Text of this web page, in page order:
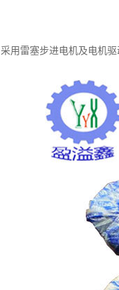
采用雷塞步进电机及电机